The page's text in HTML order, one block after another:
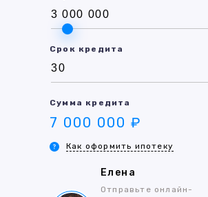
Срок кредита
Сумма кредита
7 000 000 ₽
Как оформить ипотеку
Елена
Отправьте онлайн-